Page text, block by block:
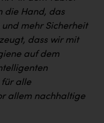
die Hand, das
mehr Sicherheit
dass wir mit
auf dem
für alle
allem nachhaltige